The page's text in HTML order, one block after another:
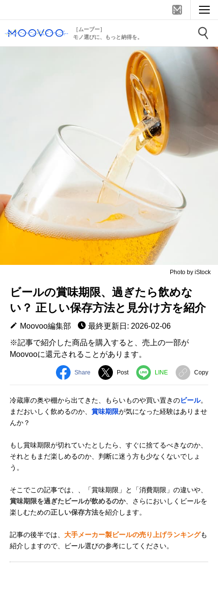
［ムーブー］
モノ選びに、もっと納得を。
Photo by iStock
ビールの賞味期限、過ぎたら飲めな
い？ 正しい保存方法と見分け方を紹介
Moovoo編集部
最終更新日: 2026-02-06
※記事で紹介した商品を購入すると、売上の一部が
Moovooに還元されることがあります。
Share Post LINE Copy
冷蔵庫の奥や棚から出てきた、もらいものや買い置きのビール。
まだおいしく飲めるのか、 賞味期限が気になった経験はありませ
んか？
もし賞味期限が切れていたとしたら、すぐに捨てるべきなのか、
それともまだ楽しめるのか、判断に迷う方も少なくないでしょ
う。
そこでこの記事では、、「賞味期限」と「消費期限」の違いや、
賞味期限を過ぎたビールが飲めるのか、さらにおいしくビールを
楽しむための正しい保存方法を紹介します。
記事の後半では、 大手メーカー製ビールの売り上げランキングも
紹介しますので、ビール選びの参考にしてください。